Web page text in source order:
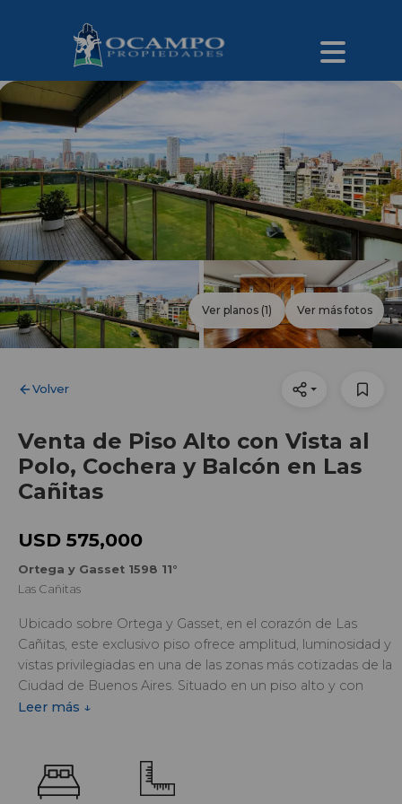
Volver
Venta de Piso Alto con Vista al
Polo, Cochera y Balcón en Las
Cañitas
Ver planos (1) Ver más fotos
USD 575,000
Ortega y Gasset 1598 11°
Las Cañitas
Ubicado sobre Ortega y Gasset, en el corazón de Las
Cañitas, este exclusivo piso ofrece amplitud, luminosidad y
vistas privilegiadas en una de las zonas más cotizadas de la
Ciudad de Buenos Aires. Situado en un piso alto y con
palier privado, combina privacidad, confort y una ubicación
Con una superficie total de 175,38 m², la propiedad cuenta
Leer más ↓